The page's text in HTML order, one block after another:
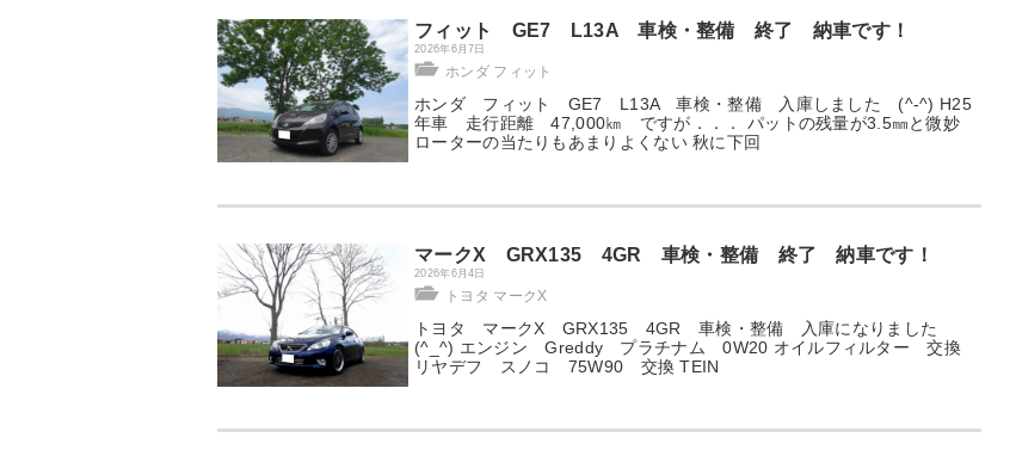
フィット GE7 L13A 車検・整備 終了 納車です！
2026年6月7日
ホンダ フィット
ホンダ フィット GE7 L13A 車検・整備 入庫しました (^-^) H25
年車 走行距離 47,000㎞ ですが．．． パットの残量が3.5㎜と微妙
ローターの当たりもあまりよくない 秋に下回
マークX GRX135 4GR 車検・整備 終了 納車です！
2026年6月4日
トヨタ マークX
トヨタ マークX GRX135 4GR 車検・整備 入庫になりました
(^_^) エンジン Greddy プラチナム 0W20 オイルフィルター 交換
リヤデフ スノコ 75W90 交換 TEIN